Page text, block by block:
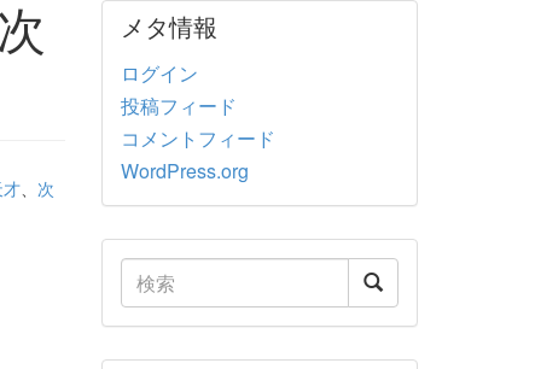
、 次
メタ情報
ログイン
投稿フィード
コメントフィード
WordPress.org